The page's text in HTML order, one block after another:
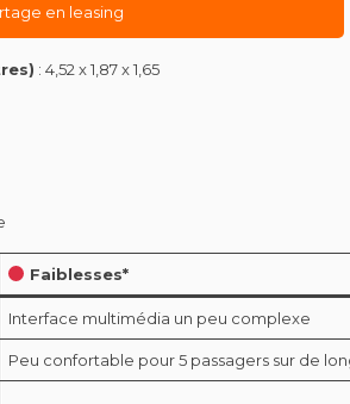
en leasing
: 4,52 x 1,87 x 1,65
Faiblesses*
Interface multimédia un peu complexe
Peu confortable pour 5 passagers sur de